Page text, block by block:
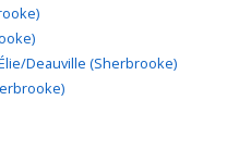
Deauville (Sherbrooke)